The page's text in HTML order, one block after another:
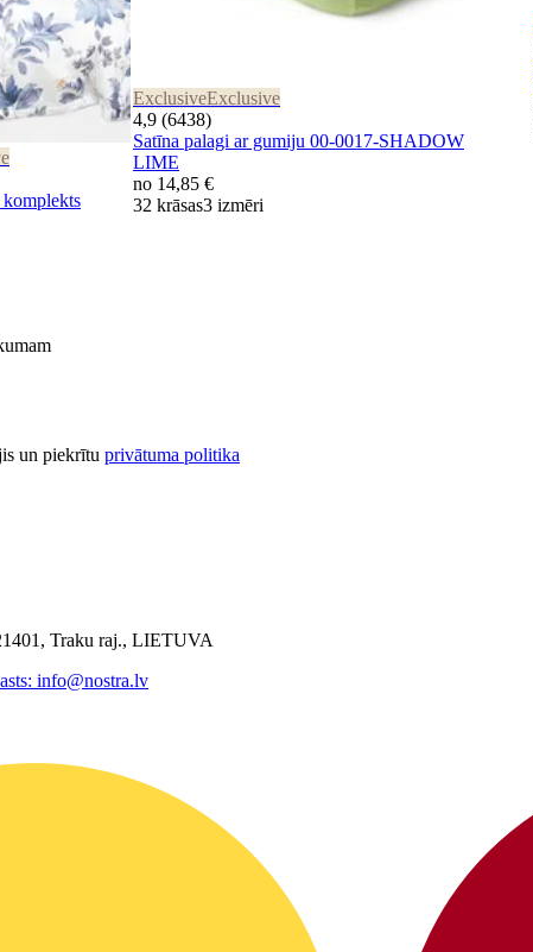
ExclusiveExclusive
4,9 (6438)
Satīna palagi ar gumiju 00-0017-SHADOW
LIME
no 14,85 €
32 krāsas3 izmēri
un piekrītu privātuma politika
Traku raj., LIETUVA
info@nostra.lv